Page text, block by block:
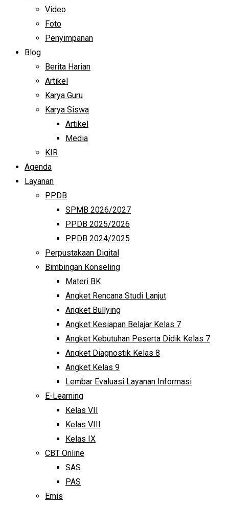
Video
Foto
Penyimpanan
Blog
Berita Harian
Artikel
Karya Guru
Karya Siswa
Artikel
Media
KIR
Agenda
Layanan
PPDB
SPMB 2026/2027
PPDB 2025/2026
PPDB 2024/2025
Perpustakaan Digital
Bimbingan Konseling
Materi BK
Angket Rencana Studi Lanjut
Angket Bullying
Angket Kesiapan Belajar Kelas 7
Angket Kebutuhan Peserta Didik Kelas 7
Angket Diagnostik Kelas 8
Angket Kelas 9
Lembar Evaluasi Layanan Informasi
E-Learning
Kelas VII
Kelas VIII
Kelas IX
CBT Online
SAS
PAS
Emis